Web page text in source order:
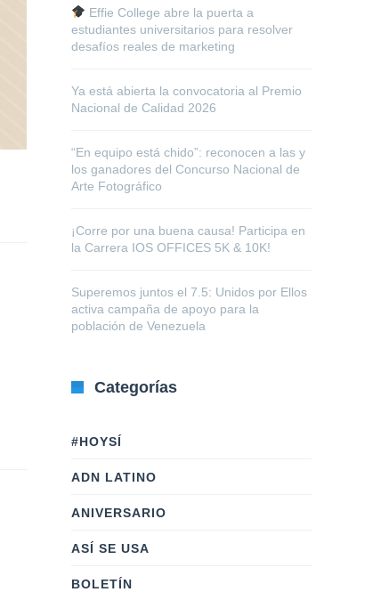
Effie College abre la puerta a
estudiantes universitarios para resolver
desafíos reales de marketing
Ya está abierta la convocatoria al Premio
Nacional de Calidad 2026
“En equipo está chido”: reconocen a las y
los ganadores del Concurso Nacional de
Arte Fotográfico
¡Corre por una buena causa! Participa en
la Carrera IOS OFFICES 5K & 10K!
Superemos juntos el 7.5: Unidos por Ellos
activa campaña de apoyo para la
población de Venezuela
Categorías
#HOYSÍ
ADN LATINO
ANIVERSARIO
ASÍ SE USA
BOLETÍN